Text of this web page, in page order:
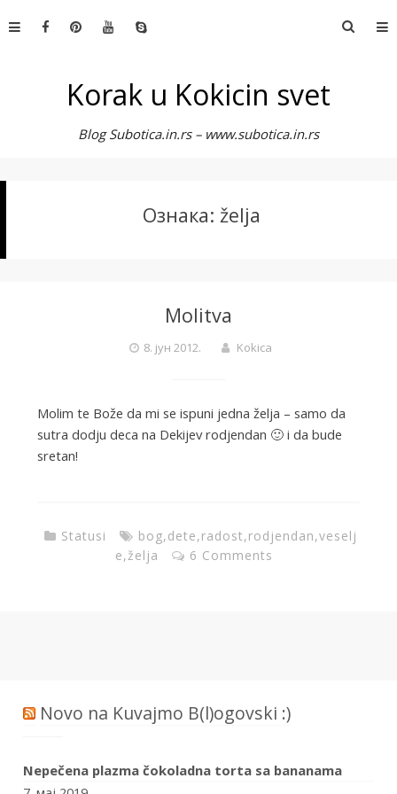
to
Korak u Kokicin svet
Blog Subotica.in.rs – www.subotica.in.rs
Ознака: želja
Molitva
8. јун 2012. Kokica
Molim te Bože da mi se ispuni jedna želja – samo da
sutra dodju deca na Dekijev rodjendan 🙂 i da bude
sretan!
Statusi bog,dete,radost,rodjendan,veselj
e,želja 6 Comments
Novo na Kuvajmo B(l)ogovski :)
Nepečena plazma čokoladna torta sa bananama